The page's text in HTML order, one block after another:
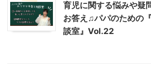
育児に関する悩みや疑
お答え♫パパのための
談室』Vol.22